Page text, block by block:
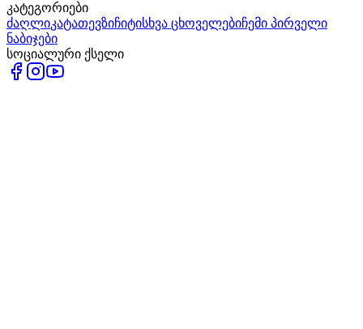
კატეგორიები
ძაღლიკატათევზიჩიტისხვა ცხოველებიჩემი პირველი
ნაბიჯები
სოციალური ქსელი